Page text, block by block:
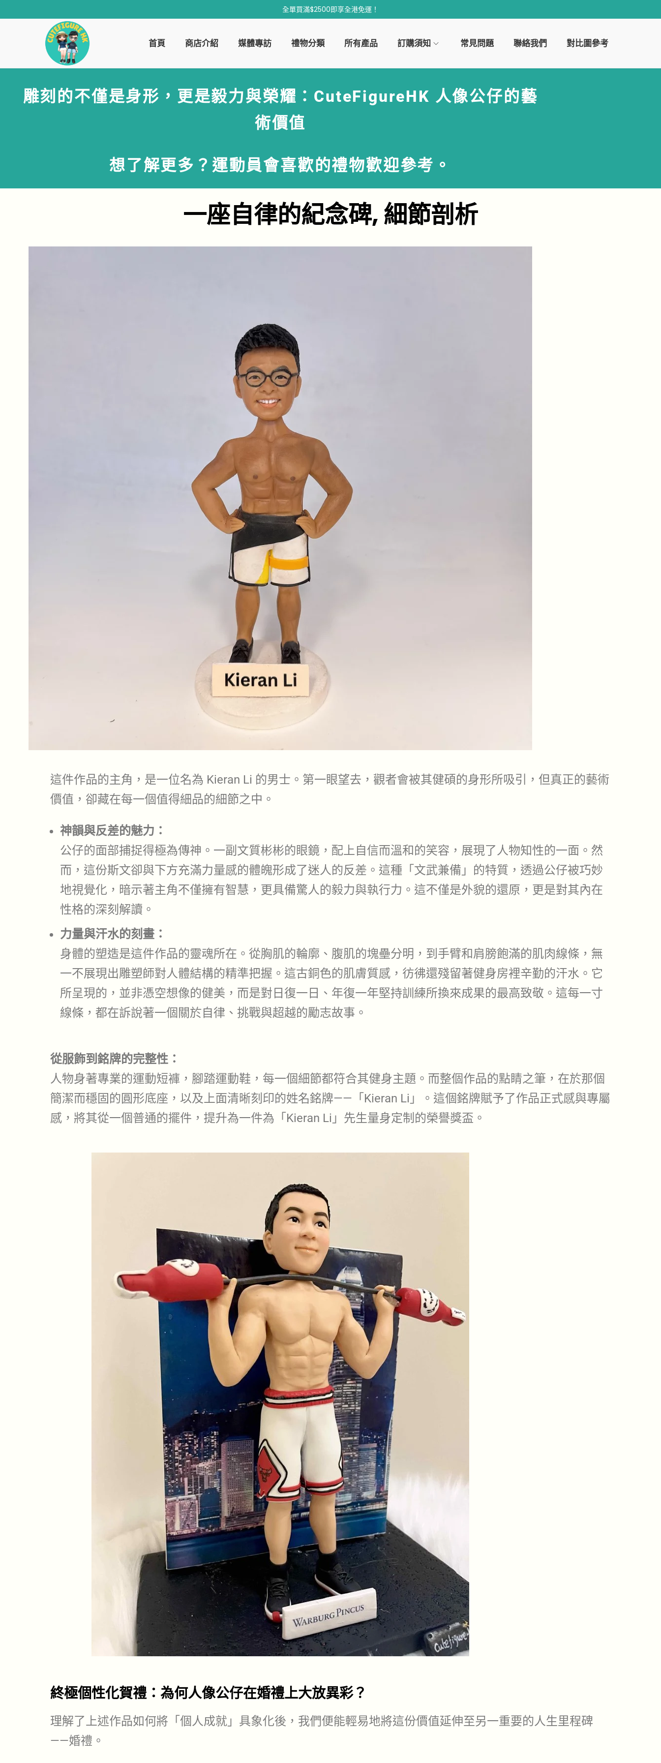
全單買滿$2500即享全港免運！
首頁 商店介紹 媒體專訪 禮物分類 所有產品 訂購須知 常見問題 聯絡我們 對比圖參考
雕刻的不僅是身形，更是毅力與榮耀：CuteFigureHK 人像公仔的藝
術價值
想了解更多？ 運動員會喜歡的禮物歡迎參考。
一座自律的紀念碑, 細節剖析
這件作品的主角，是一位名為 Kieran Li 的男士。第一眼望去，觀者會被其健碩的身形所吸引，但真正的藝術
價值，卻藏在每一個值得細品的細節之中。
神韻與反差的魅力：
公仔的面部捕捉得極為傳神。一副文質彬彬的眼鏡，配上自信而溫和的笑容，展現了人物知性的一面。然
而，這份斯文卻與下方充滿力量感的體魄形成了迷人的反差。這種「文武兼備」的特質，透過公仔被巧妙
地視覺化，暗示著主角不僅擁有智慧，更具備驚人的毅力與執行力。這不僅是外貌的還原，更是對其內在
性格的深刻解讀。
力量與汗水的刻畫：
身體的塑造是這件作品的靈魂所在。從胸肌的輪廓、腹肌的塊壘分明，到手臂和肩膀飽滿的肌肉線條，無
一不展現出雕塑師對人體結構的精準把握。這古銅色的肌膚質感，彷彿還殘留著健身房裡辛勤的汗水。它
所呈現的，並非憑空想像的健美，而是對日復一日、年復一年堅持訓練所換來成果的最高致敬。這每一寸
線條，都在訴說著一個關於自律、挑戰與超越的勵志故事。
從服飾到銘牌的完整性：
人物身著專業的運動短褲，腳踏運動鞋，每一個細節都符合其健身主題。而整個作品的點睛之筆，在於那個
簡潔而穩固的圓形底座，以及上面清晰刻印的姓名銘牌——「Kieran Li」。這個銘牌賦予了作品正式感與專屬
感，將其從一個普通的擺件，提升為一件為「Kieran Li」先生量身定制的榮譽獎盃。
終極個性化賀禮：為何人像公仔在婚禮上大放異彩？
理解了上述作品如何將「個人成就」具象化後，我們便能輕易地將這份價值延伸至另一重要的人生里程碑
——婚禮。